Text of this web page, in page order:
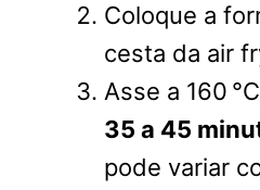
Coloque a
cesta da air
Asse a 160
35 a 45
pode variar